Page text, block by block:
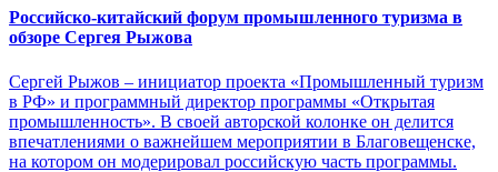
Российско-китайский форум промышленного туризма в
обзоре Сергея Рыжова
Сергей Рыжов – инициатор проекта «Промышленный туризм
в РФ» и программный директор программы «Открытая
промышленность». В своей авторской колонке он делится
впечатлениями о важнейшем мероприятии в Благовещенске,
на котором он модерировал российскую часть программы.